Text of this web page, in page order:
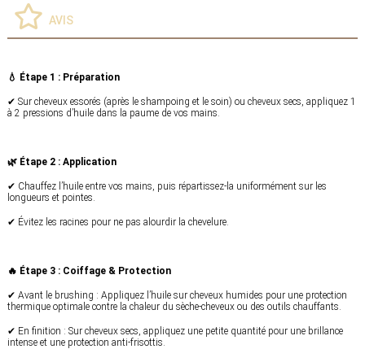
AVIS
💧 Étape 1 : Préparation
✔ Sur cheveux essorés (après le shampoing et le soin) ou cheveux secs, appliquez 1
à 2 pressions d’huile dans la paume de vos mains.
🌿 Étape 2 : Application
✔ Chauffez l’huile entre vos mains, puis répartissez-la uniformément sur les
longueurs et pointes.
✔ Évitez les racines pour ne pas alourdir la chevelure.
🔥 Étape 3 : Coiffage & Protection
✔ Avant le brushing : Appliquez l’huile sur cheveux humides pour une protection
thermique optimale contre la chaleur du sèche-cheveux ou des outils chauffants.
✔ En finition : Sur cheveux secs, appliquez une petite quantité pour une brillance
intense et une protection anti-frisottis.